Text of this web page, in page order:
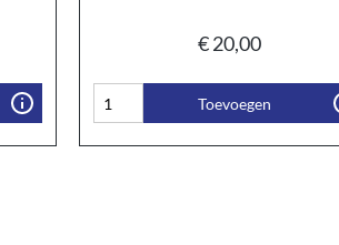
€20,00
Toevoegen